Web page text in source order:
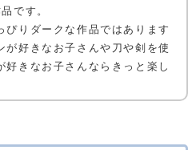
です。
ぴりダークな作品ではあります
が好きなお子さんや刀や剣を使
好きなお子さんならきっと楽し